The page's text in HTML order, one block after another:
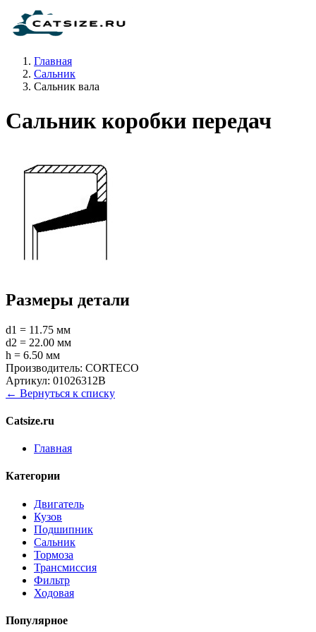
Главная
Сальник
Сальник вала
Сальник коробки передач
Размеры детали
d1 = 11.75 мм
d2 = 22.00 мм
h = 6.50 мм
Производитель: CORTECO
Артикул: 01026312B
← Вернуться к списку
Catsize.ru
Главная
Категории
Двигатель
Кузов
Подшипник
Сальник
Тормоза
Трансмиссия
Фильтр
Ходовая
Популярное